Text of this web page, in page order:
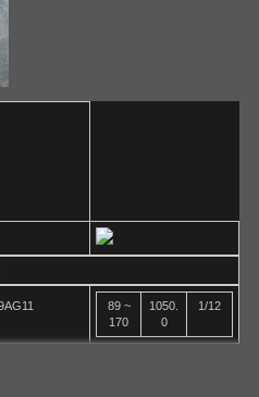
89 ~
170
1050.
0
1/12